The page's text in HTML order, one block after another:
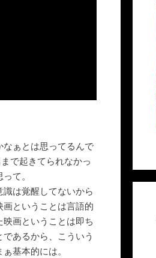
ぁとは思ってるんで
で起きてられなかっ
て。
は覚醒してないから
ということは言語的
画ということは即ち
あるから、こういう
基本的には。